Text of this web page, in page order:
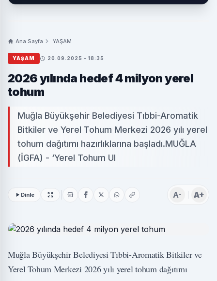
Ana Sayfa YAŞAM
YAŞAM 20.09.2025 - 18:35
2026 yılında hedef 4 milyon yerel
tohum
Muğla Büyükşehir Belediyesi Tıbbi-Aromatik
Bitkiler ve Yerel Tohum Merkezi 2026 yılı yerel
tohum dağıtımı hazırlıklarına başladı.MUĞLA
(İGFA) - ‘Yerel Tohum Ul
Dinle A- A+
Muğla Büyükşehir Belediyesi Tıbbi-Aromatik Bitkiler ve
Yerel Tohum Merkezi 2026 yılı yerel tohum dağıtımı